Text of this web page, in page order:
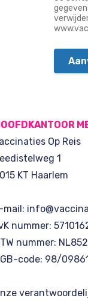
Op Reis
1
KT Haarlem
mail:
nummer:
nummer:
code: 98/